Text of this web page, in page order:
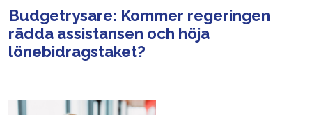
Budgetrysare: Kommer regeringen
rädda assistansen och höja
lönebidragstaket?